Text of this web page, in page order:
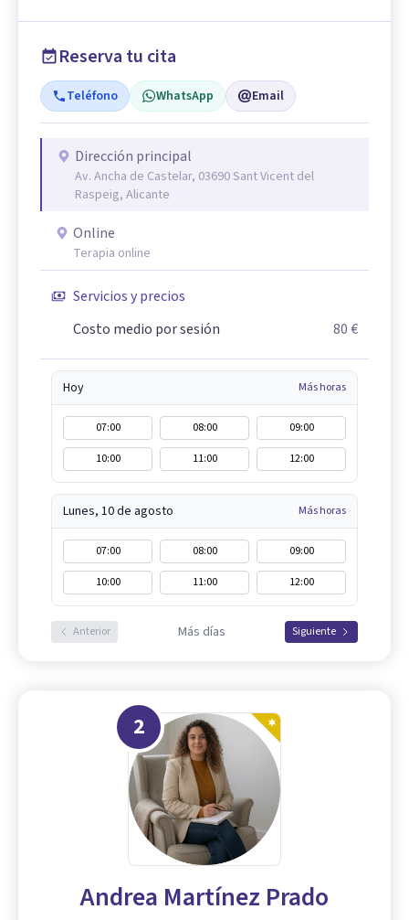
Reserva tu cita
Teléfono WhatsApp Email
Dirección principal
Av. Ancha de Castelar, 03690 Sant Vicent del
Raspeig, Alicante
Online
Terapia online
Servicios y precios
Costo medio por sesión
80 €
Hoy Más horas
07:00 08:00
09:00
10:00
11:00 12:00
Lunes, 10 de agosto Más horas
07:00 08:00
09:00
10:00
11:00 12:00
Anterior Más días Siguiente
2
Andrea Martínez Prado